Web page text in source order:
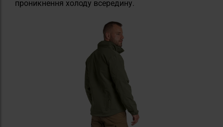
проникнення холоду всередину.